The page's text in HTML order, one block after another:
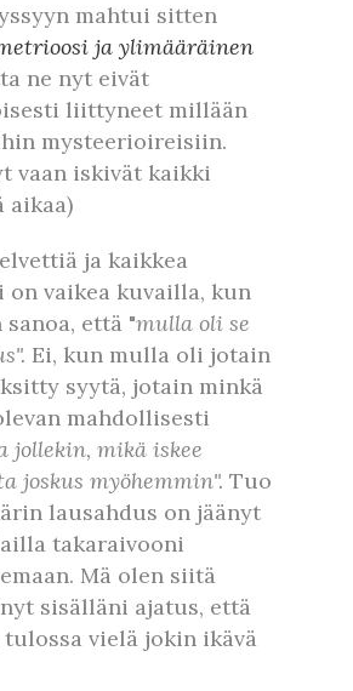
mahtui sitten
ja ylimääräinen
ne nyt eivät
liittyneet millään
mysteerioireisiin.
vaan iskivät kaikki
aikaa)
ja kaikkea
on vaikea kuvailla, kun
sanoa, että "mulla oli se
Ei, kun mulla oli jotain
syytä, jotain minkä
mahdollisesti
jollekin, mikä iskee
joskus myöhemmin". Tuo
lausahdus on jäänyt
takaraivooni
Mä olen siitä
sisälläni ajatus, että
vielä jokin ikävä